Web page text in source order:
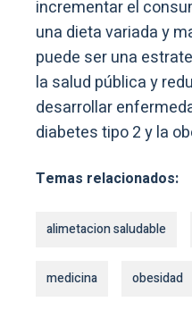
incrementar el
una dieta variada y
puede ser una
la salud pública y
desarrollar
diabetes tipo 2 y la
Temas relacionados:
alimetacion saludable
medicina obesidad